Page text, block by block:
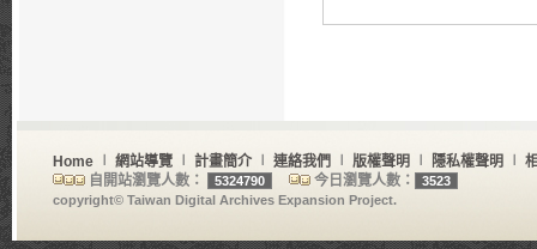
Home ∣ 網站導覽 ∣ 計畫簡介 ∣ 連絡我們 ∣ 版權聲明 ∣ 隱私權聲明 ∣
自開站瀏覽人數：
5324790 今日瀏覽人數：
3523
copyright© Taiwan Digital Archives Expansion Project.